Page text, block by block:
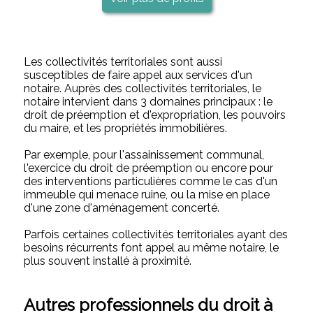
Les collectivités territoriales sont aussi
susceptibles de faire appel aux services d'un
notaire. Auprès des collectivités territoriales, le
notaire intervient dans 3 domaines principaux : le
droit de préemption et d'expropriation, les pouvoirs
du maire, et les propriétés immobilières.
Par exemple, pour l'assainissement communal,
l'exercice du droit de préemption ou encore pour
des interventions particulières comme le cas d'un
immeuble qui menace ruine, ou la mise en place
d'une zone d'aménagement concerté.
Parfois certaines collectivités territoriales ayant des
besoins récurrents font appel au même notaire, le
plus souvent installé à proximité.
Autres professionnels du droit à